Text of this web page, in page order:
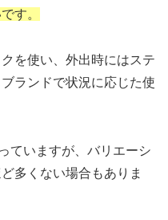
す。
を使い、外出時にはステ
ランドで状況に応じた使
ていますが、バリエーシ
多くない場合もありま